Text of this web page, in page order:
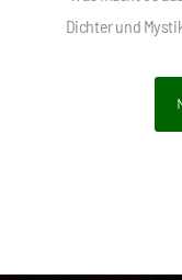
Dichter und